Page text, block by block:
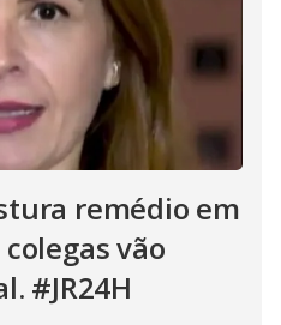
remédio em
vão
#JR24H